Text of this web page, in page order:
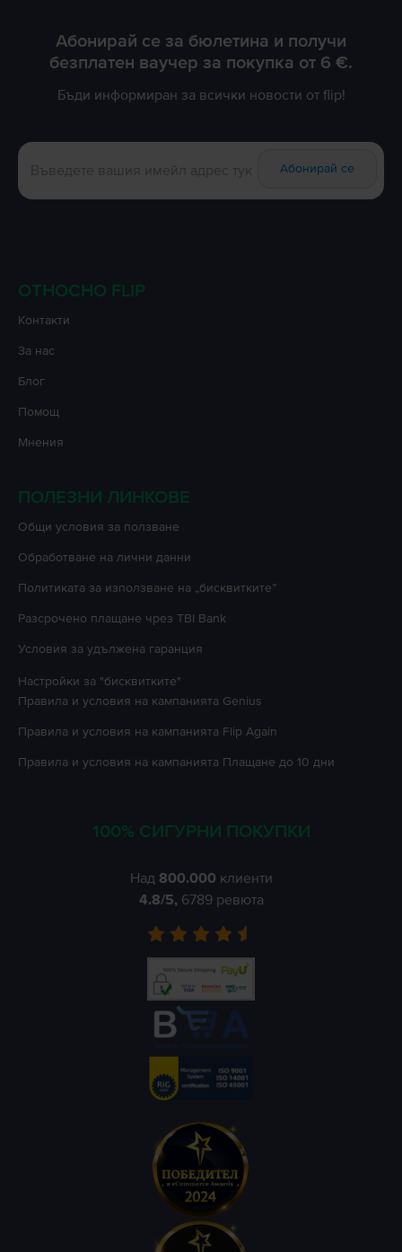
Абонирай се за бюлетина и получи
безплатен ваучер за покупка от 6 €.
Бъди информиран за всички новости от flip!
Абонирай се
ОТНОСНО FLIP
Контакти
За нас
Блог
Помощ
Мнения
ПОЛЕЗНИ ЛИНКОВЕ
Oбщи условия за ползване
Oбработване на лични данни
Политиката за използване на „бисквитките”
Разсрочено плащане чрез TBI Bank
Условия за удължена гаранция
Настройки за "бисквитките"
Правила и условия на кампанията Genius
Правила и условия на кампанията Flip Again
Правила и условия на кампанията Плащане до 10 дни
100% СИГУРНИ ПОКУПКИ
Над 800.000 клиенти
4.8/5, 6789 ревюта